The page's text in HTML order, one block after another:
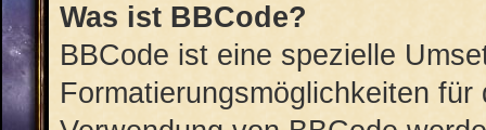
Was ist BBCode?
BBCode ist eine spezielle
Formatierungsmöglichkeiten